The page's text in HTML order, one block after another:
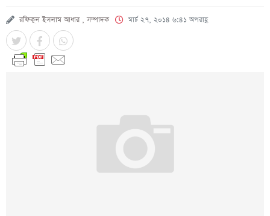
রফিকুল ইসলাম আধার , সম্পাদক মার্চ ২৭, ২০১৪ ৬:৪১ অপরাহ্ণ